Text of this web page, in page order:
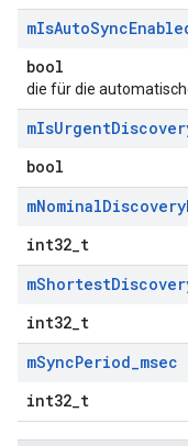
mIsAutoSync
bool
die für die
mIsUrgent
bool
mNominalDiscovery
int32_t
mShortest
int32_t
mSyncPeriod_msec
int32_t